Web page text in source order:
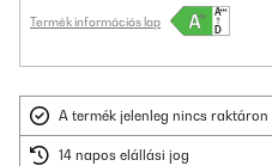
Termék információs lap
A termék jelenleg nincs raktáron
14 napos elállási jog